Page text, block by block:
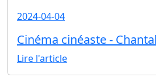
2024-04-04
Cinéma cinéaste -
Lire l'article